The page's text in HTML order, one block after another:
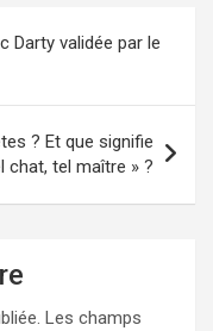
Darty validée par le
? Et que signifie
chat, tel maître » ?
Les champs